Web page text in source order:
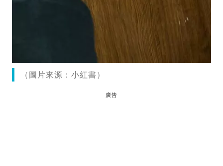
（圖片來源：小紅書）
廣告